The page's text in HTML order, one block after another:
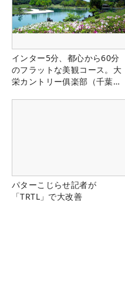
インター5分、都心から60分
のフラットな美観コース。大
栄カントリー俱楽部（千葉
パターこじらせ記者が
「TRTL」で大改善